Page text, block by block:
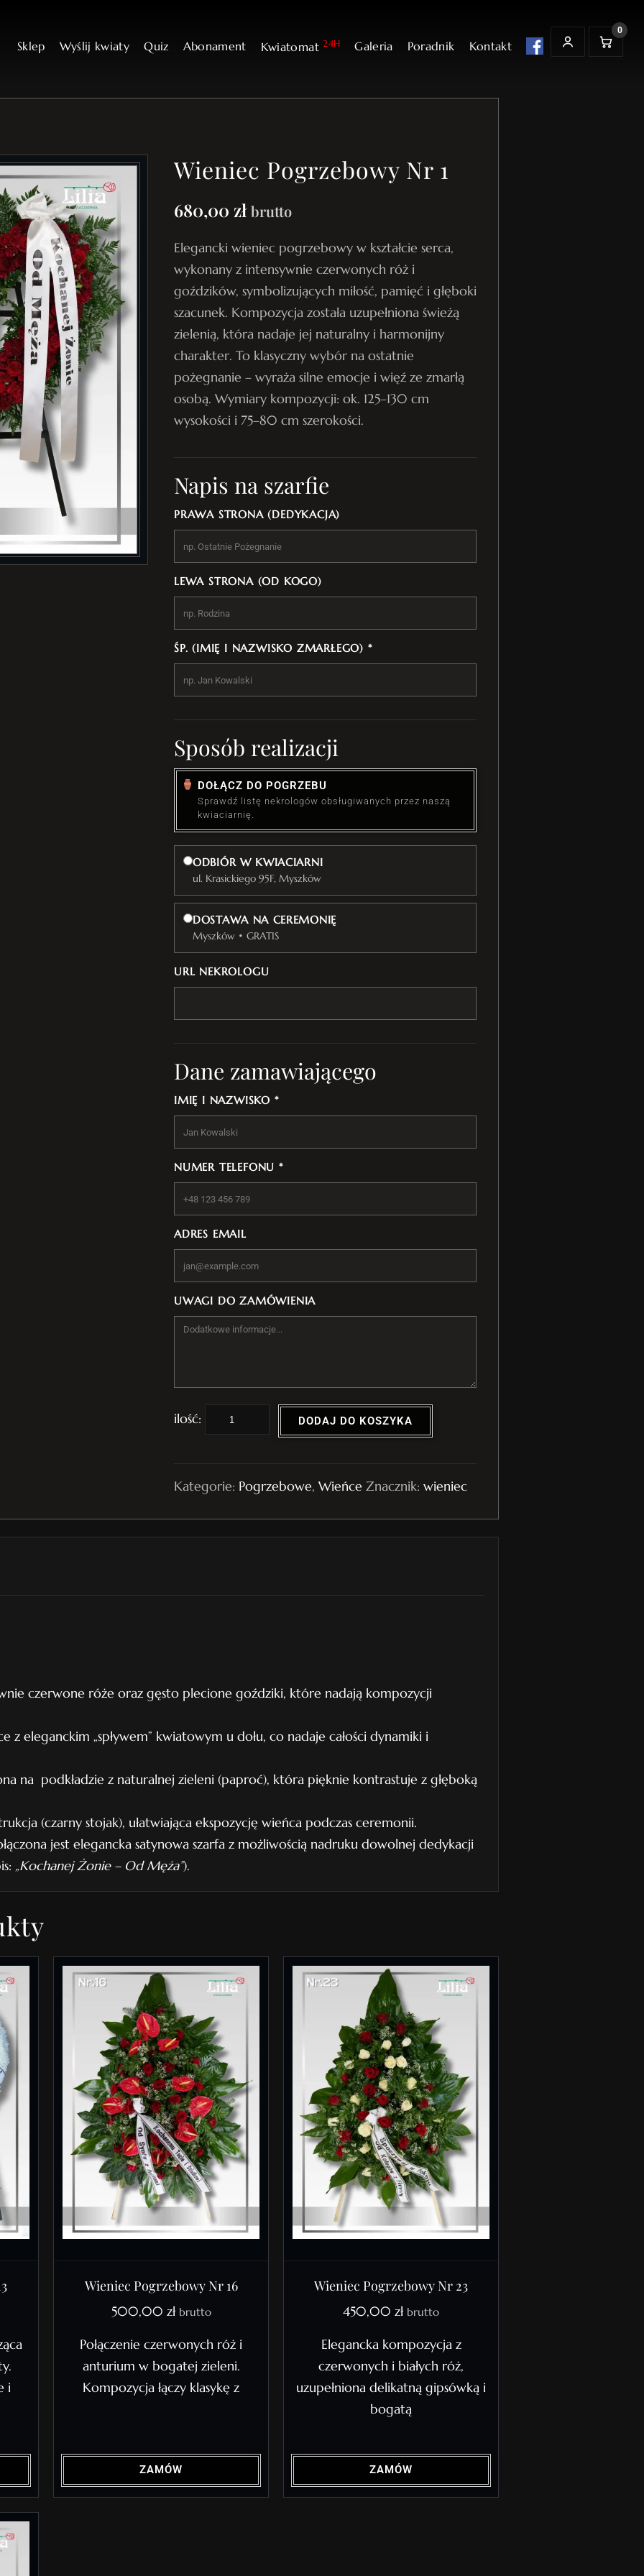
Sklep Wyślij kwiaty Quiz Abonament Kwiatomat 24H Galeria Poradnik Kontakt MOJE KONTO
0
K
o
Wieniec Pogrzebowy Nr 1
680,00 zł brutto
Elegancki wieniec pogrzebowy w kształcie serca,
wykonany z intensywnie czerwonych róż i
goździków, symbolizujących miłość, pamięć i głęboki
szacunek. Kompozycja została uzupełniona świeżą
zielenią, która nadaje jej naturalny i harmonijny
charakter. To klasyczny wybór na ostatnie
pożegnanie – wyraża silne emocje i więź ze zmarłą
osobą. Wymiary kompozycji: ok. 125–130 cm
wysokości i 75–80 cm szerokości.
Napis na szarfie
PRAWA STRONA (DEDYKACJA)
LEWA STRONA (OD KOGO)
ŚP. (IMIĘ I NAZWISKO ZMARŁEGO) *
Sposób realizacji
DOŁĄCZ DO POGRZEBU
Sprawdź listę nekrologów obsługiwanych przez naszą
kwiaciarnię.
ODBIÓR W KWIACIARNI
ul. Krasickiego 95F, Myszków
DOSTAWA NA CEREMONIĘ
Myszków • GRATIS
URL NEKROLOGU
Dane zamawiającego
IMIĘ I NAZWISKO *
NUMER TELEFONU *
ADRES EMAIL
UWAGI DO ZAMÓWIENIA
l
W
o
r
e
o
w
N
DODAJ DO KOSZYKA
Kategorie: Pogrzebowe, Wieńce Znacznik: wieniec
czerwone róże oraz gęsto plecione goździki, które nadają kompozycji
z eleganckim „spływem” kwiatowym u dołu, co nadaje całości dynamiki i
na podkładzie z naturalnej zieleni (paproć), która pięknie kontrastuje z głęboką
(czarny stojak), ułatwiająca ekspozycję wieńca podczas ceremonii.
jest elegancka satynowa szarfa z możliwością nadruku dowolnej dedykacji
„Kochanej Żonie – Od Męża”).
i
Wieniec Pogrzebowy Nr 16
500,00 zł brutto
Połączenie czerwonych róż i
anturium w bogatej zieleni.
Kompozycja łączy klasykę z
ZAMÓW
Wieniec Pogrzebowy Nr 23
450,00 zł brutto
Elegancka kompozycja z
czerwonych i białych róż,
uzupełniona delikatną gipsówką i
bogatą
ZAMÓW